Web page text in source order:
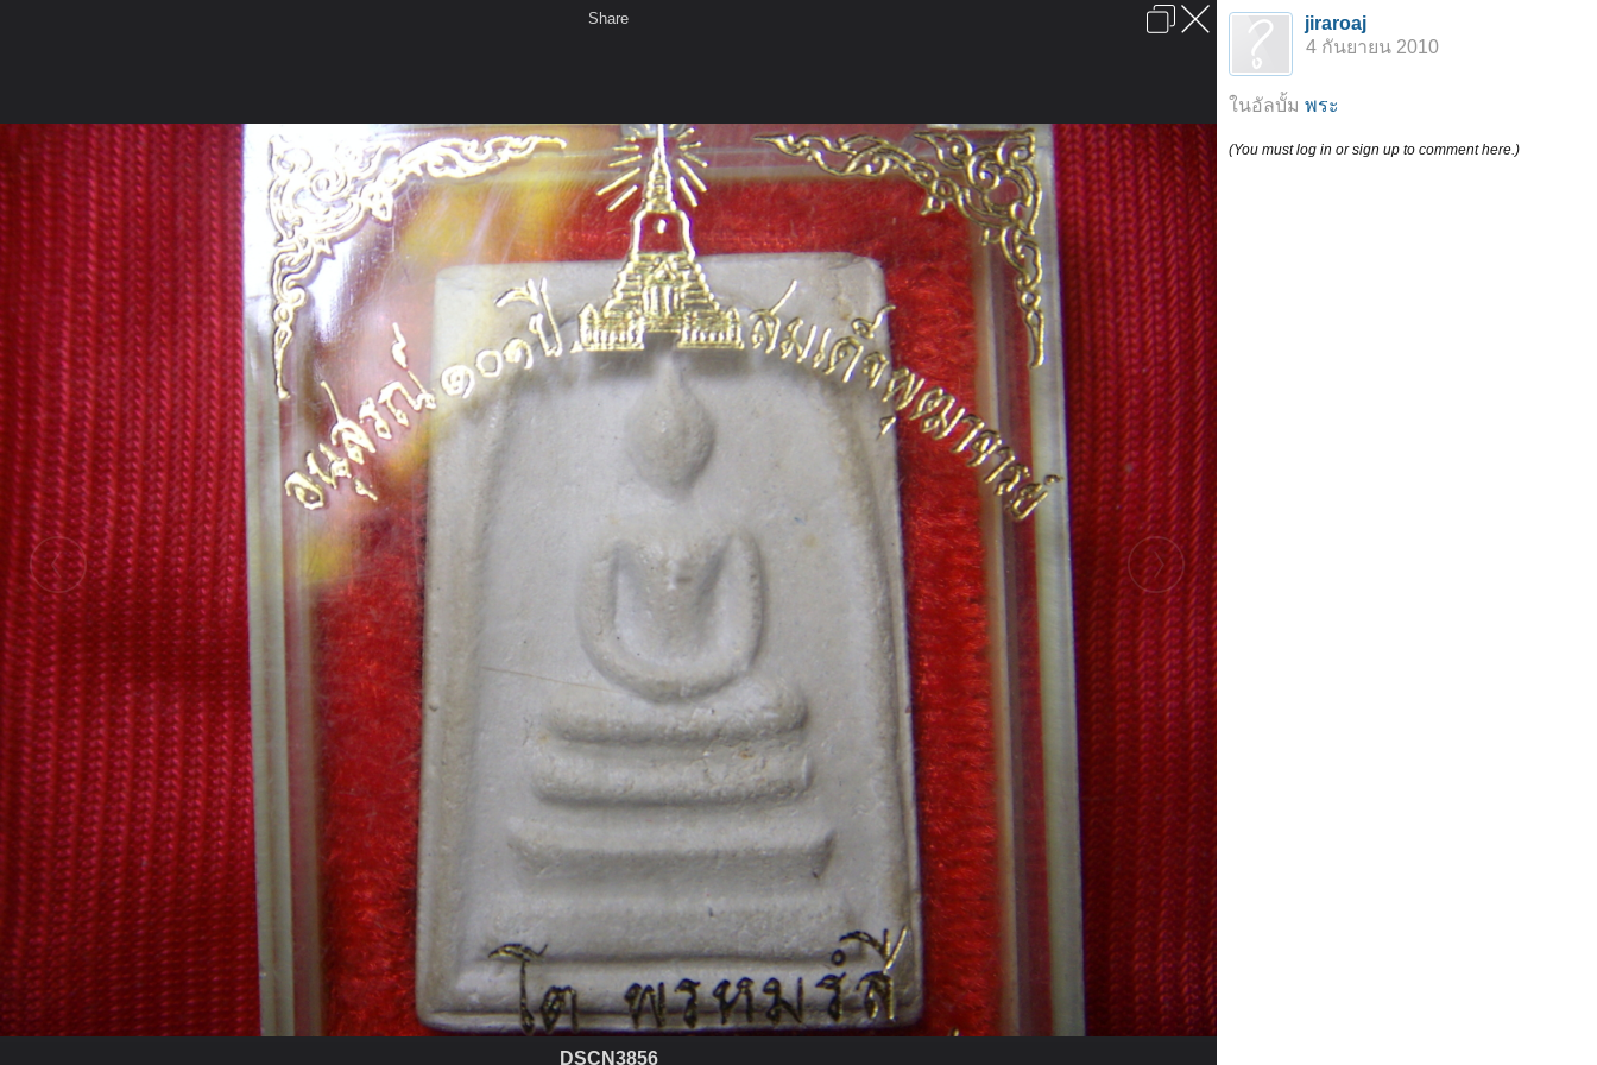
หน้าแรก รูปภาพ General jiraroaj พระ
DSCN3856
หน้าแรก เว็บบอร์ด มีอะไรใหม่ วิดีโอ รูปภาพ
หมวดหมู่ มีอะไรใหม่ คอลเล็คชั่น สถานที่ กล้อง แท็ก
เสียงธรรม สมาชิก ห้องสนทนา
ลงโฆษณา ติดต่อเรา ช่วยเหลือ
Share
DSCN3856
jiraroaj
4 กันยายน 2010
ในอัลบั้ม พระ
(You must log in or sign up to comment here.)